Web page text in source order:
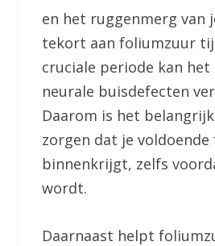
en het ruggenmerg van
tekort aan foliumzuur
cruciale periode kan
neurale buisdefecten
Daarom is het
zorgen dat je
binnenkrijgt, zelfs
wordt.
Daarnaast helpt